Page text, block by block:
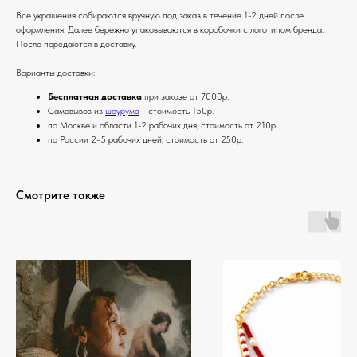
Все украшения собираются вручную под заказ в течение 1-2 дней после
оформления. Далее бережно упаковываются в коробочки с логотипом бренда.
После передаются в доставку.
Варианты доставки:
Бесплатная доставка при заказе от 7000р.
Самовывоз из шоурума - стоимость 150р.
по Москве и области 1-2 рабочих дня, стоимость от 210р.
по России 2-5 рабочих дней, стоимость от 250р.
Смотрите также